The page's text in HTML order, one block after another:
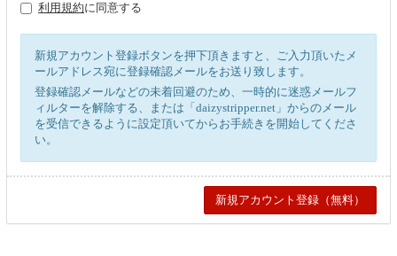
利用規約に同意する
新規アカウント登録ボタンを押下頂きますと、ご入力頂いたメ
ールアドレス宛に登録確認メールをお送り致します。
登録確認メールなどの未着回避のため、一時的に迷惑メールフ
ィルターを解除する、または「daizystripper.net」からのメール
を受信できるように設定頂いてからお手続きを開始してくださ
い。